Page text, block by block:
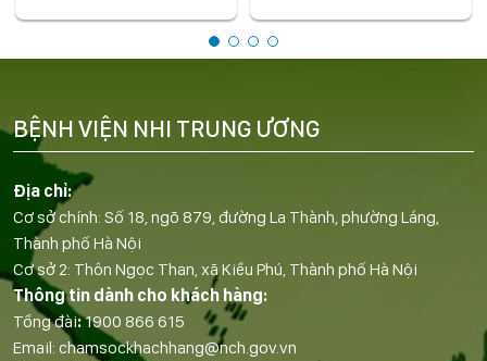
Địa chỉ:
Cơ sở chính: Số 18, ngõ 879, đường La Thành, phường Láng,
Thành phố Hà Nội
Cơ sở 2: Thôn Ngọc Than, xã Kiều Phú, Thành phố Hà Nội
Thông tin dành cho khách hàng:
Tổng đài:1900 866 615
Email: chamsockhachhang@nch.gov.vn
BỆNH VIỆN NHI TRUNG ƯƠNG